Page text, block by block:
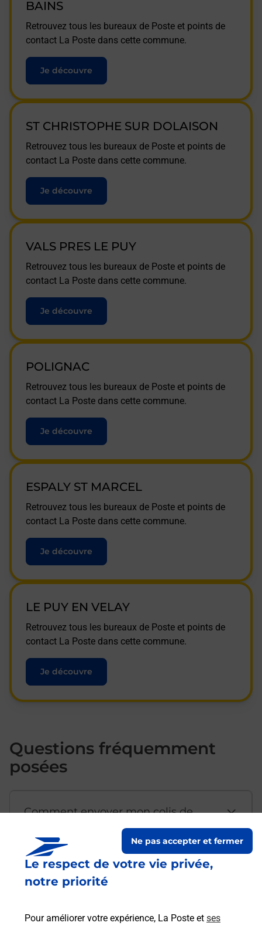
Le respect de votre vie privée,
notre priorité
Pour améliorer votre expérience, La Poste et ses
Ne pas accepter et fermer
BAINS
Retrouvez tous les bureaux de Poste et points de
contact La Poste dans cette commune.
Je découvre
ST CHRISTOPHE SUR DOLAISON
Retrouvez tous les bureaux de Poste et points de
contact La Poste dans cette commune.
Je découvre
VALS PRES LE PUY
Retrouvez tous les bureaux de Poste et points de
contact La Poste dans cette commune.
Je découvre
POLIGNAC
Retrouvez tous les bureaux de Poste et points de
contact La Poste dans cette commune.
Je découvre
ESPALY ST MARCEL
Retrouvez tous les bureaux de Poste et points de
contact La Poste dans cette commune.
Je découvre
LE PUY EN VELAY
Retrouvez tous les bureaux de Poste et points de
contact La Poste dans cette commune.
Je découvre
Questions fréquemment
posées
Comment envoyer mon colis de
Est-il possible d’acheter un
emballage directement depuis un